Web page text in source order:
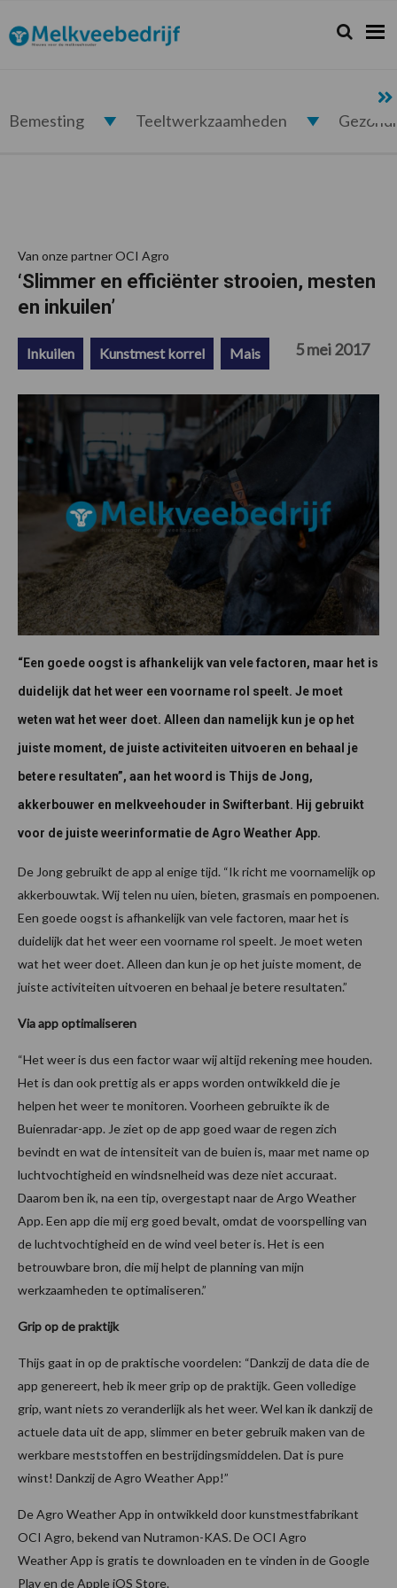
de
hoofdnavigatie
de
hoofd
de
eerste
de
voettekst
Melkveebedrijf.nl Zoeken...
Zoek
Bemesting Teeltwerkzaamheden
Van onze partner OCI Agro
‘Slimmer en efficiënter strooien, mesten
en inkuilen’
Inkuilen Kunstmest korrel Mais 5 mei 2017
“Een goede oogst is afhankelijk van vele factoren, maar het is
duidelijk dat het weer een voorname rol speelt. Je moet
weten wat het weer doet. Alleen dan namelijk kun je op het
juiste moment, de juiste activiteiten uitvoeren en behaal je
betere resultaten”, aan het woord is Thijs de Jong,
akkerbouwer en melkveehouder in Swifterbant. Hij gebruikt
voor de juiste weerinformatie de Agro Weather App.
De Jong gebruikt de app al enige tijd. “Ik richt me voornamelijk op
akkerbouwtak. Wij telen nu uien, bieten, grasmais en pompoenen.
Een goede oogst is afhankelijk van vele factoren, maar het is
duidelijk dat het weer een voorname rol speelt. Je moet weten
wat het weer doet. Alleen dan kun je op het juiste moment, de
juiste activiteiten uitvoeren en behaal je betere resultaten.”
Via app optimaliseren
“Het weer is dus een factor waar wij altijd rekening mee houden.
Het is dan ook prettig als er apps worden ontwikkeld die je
helpen het weer te monitoren. Voorheen gebruikte ik de
Buienradar-app. Je ziet op de app goed waar de regen zich
bevindt en wat de intensiteit van de buien is, maar met name op
luchtvochtigheid en windsnelheid was deze niet accuraat.
Daarom ben ik, na een tip, overgestapt naar de Argo Weather
App. Een app die mij erg goed bevalt, omdat de voorspelling van
de luchtvochtigheid en de wind veel beter is. Het is een
betrouwbare bron, die mij helpt de planning van mijn
werkzaamheden te optimaliseren.”
Grip op de praktijk
Thijs gaat in op de praktische voordelen: “Dankzij de data die de
app genereert, heb ik meer grip op de praktijk. Geen volledige
grip, want niets zo veranderlijk als het weer. Wel kan ik dankzij de
actuele data uit de app, slimmer en beter gebruik maken van de
werkbare meststoffen en bestrijdingsmiddelen. Dat is pure
winst! Dankzij de Agro Weather App!”
De Agro Weather App in ontwikkeld door kunstmestfabrikant
OCI Agro, bekend van Nutramon-KAS. De OCI Agro
Weather App is gratis te downloaden en te vinden in de Google
Play en de Apple iOS Store.